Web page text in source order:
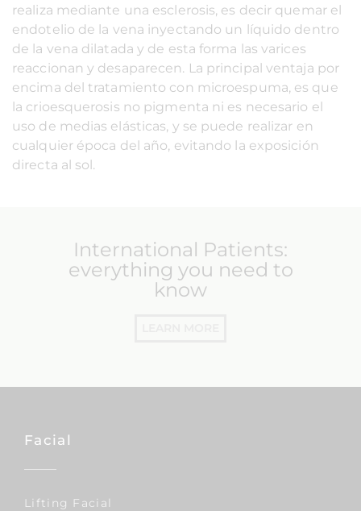
realiza mediante una esclerosis, es decir quemar el
endotelio de la vena inyectando un líquido dentro
de la vena dilatada y de esta forma las varices
reaccionan y desaparecen. La principal ventaja por
encima del tratamiento con microespuma, es que
la crioesquerosis no pigmenta ni es necesario el
uso de medias elásticas, y se puede realizar en
cualquier época del año, evitando la exposición
directa al sol.
International Patients:
everything you need to
know
Facial
Lifting Facial